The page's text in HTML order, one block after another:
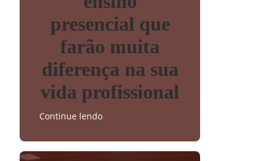
presencial que
farão muita
diferença na sua
vida profissional
Continue lendo